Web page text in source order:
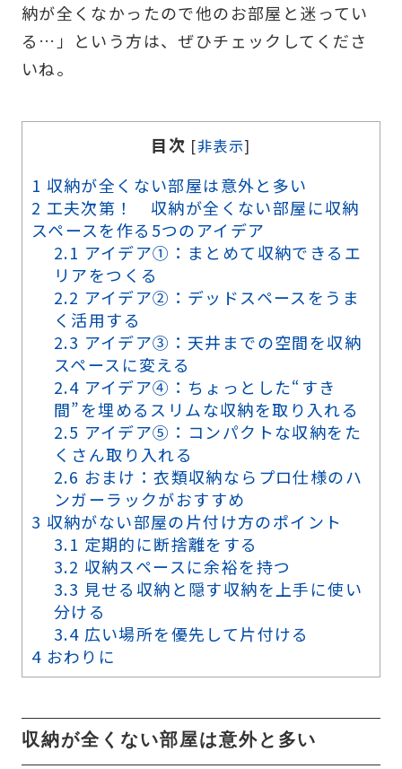
納が全くなかったので他のお部屋と迷ってい
る…」という方は、ぜひチェックしてくださ
いね。
目次 [非表示]
1 収納が全くない部屋は意外と多い
2 工夫次第！ 収納が全くない部屋に収納
スペースを作る5つのアイデア
2.1 アイデア①：まとめて収納できるエ
リアをつくる
2.2 アイデア②：デッドスペースをうま
く活用する
2.3 アイデア③：天井までの空間を収納
スペースに変える
2.4 アイデア④：ちょっとした“すき
間”を埋めるスリムな収納を取り入れる
2.5 アイデア⑤：コンパクトな収納をた
くさん取り入れる
2.6 おまけ：衣類収納ならプロ仕様のハ
ンガーラックがおすすめ
3 収納がない部屋の片付け方のポイント
3.1 定期的に断捨離をする
3.2 収納スペースに余裕を持つ
3.3 見せる収納と隠す収納を上手に使い
分ける
3.4 広い場所を優先して片付ける
4 おわりに
収納が全くない部屋は意外と多い